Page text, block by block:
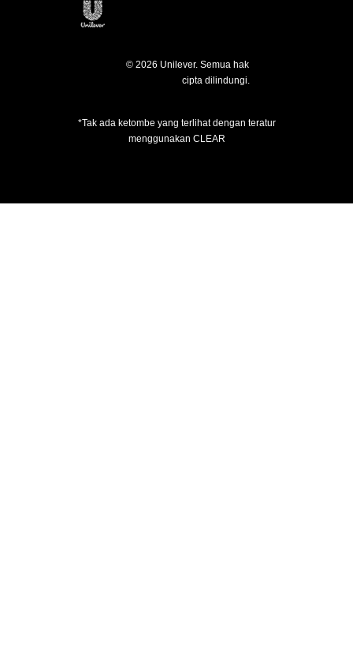
*Tak ada ketombe yang terlihat dengan teratur
menggunakan CLEAR
© 2026 Unilever. Semua hak
cipta dilindungi.